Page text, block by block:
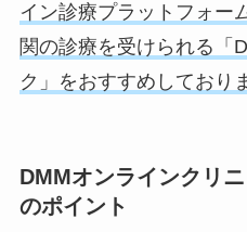
イン診療プラットフォー
関の診療を受けられる「
ク」をおすすめしており
DMMオンラインクリ
のポイント